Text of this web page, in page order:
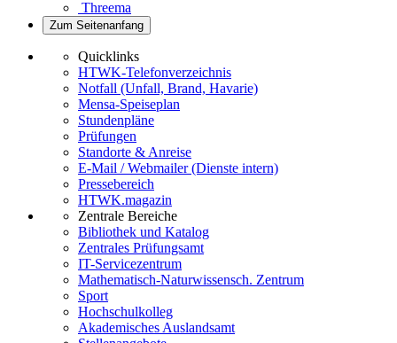
Threema
Zum Seitenanfang
Quicklinks
HTWK-Telefonverzeichnis
Notfall (Unfall, Brand, Havarie)
Mensa-Speiseplan
Stundenpläne
Prüfungen
Standorte & Anreise
E-Mail / Webmailer (Dienste intern)
Pressebereich
HTWK.magazin
Zentrale Bereiche
Bibliothek und Katalog
Zentrales Prüfungsamt
IT-Servicezentrum
Mathematisch-Naturwissensch. Zentrum
Sport
Hochschulkolleg
Akademisches Auslandsamt